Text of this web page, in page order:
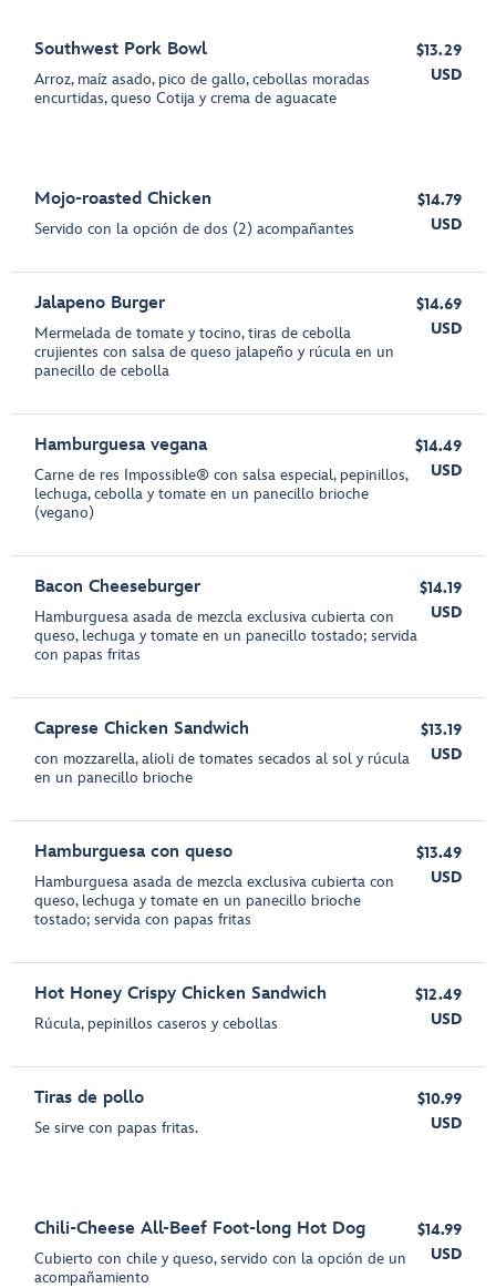
Southwest Pork Bowl
Arroz, maíz asado, pico de gallo, cebollas moradas
encurtidas, queso Cotija y crema de aguacate
$13.29
USD
Mojo-roasted Chicken
Servido con la opción de dos (2) acompañantes
$14.79
USD
Jalapeno Burger
Mermelada de tomate y tocino, tiras de cebolla
crujientes con salsa de queso jalapeño y rúcula en un
panecillo de cebolla
$14.69
USD
Hamburguesa vegana
Carne de res Impossible® con salsa especial, pepinillos,
lechuga, cebolla y tomate en un panecillo brioche
(vegano)
$14.49
USD
Bacon Cheeseburger
Hamburguesa asada de mezcla exclusiva cubierta con
queso, lechuga y tomate en un panecillo tostado; servida
con papas fritas
$14.19
USD
Caprese Chicken Sandwich
con mozzarella, alioli de tomates secados al sol y rúcula
en un panecillo brioche
$13.19
USD
Hamburguesa con queso
Hamburguesa asada de mezcla exclusiva cubierta con
queso, lechuga y tomate en un panecillo brioche
tostado; servida con papas fritas
$13.49
USD
Hot Honey Crispy Chicken Sandwich
Rúcula, pepinillos caseros y cebollas
$12.49
USD
Tiras de pollo
Se sirve con papas fritas.
$10.99
USD
Chili-Cheese All-Beef Foot-long Hot Dog
Cubierto con chile y queso, servido con la opción de un
acompañamiento
$14.99
USD